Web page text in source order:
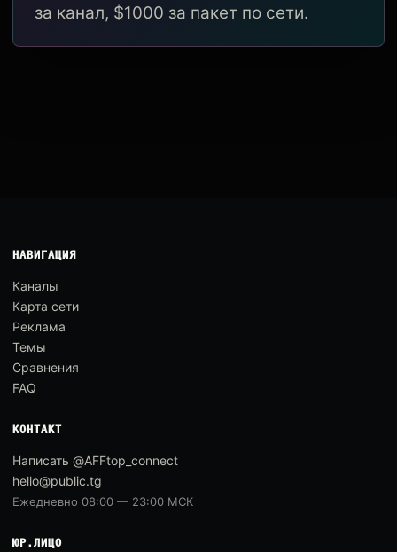
за канал, $1000 за пакет по сети.
НАВИГАЦИЯ
Каналы
Карта сети
Реклама
Темы
Сравнения
FAQ
КОНТАКТ
Написать @AFFtop_connect
hello@public.tg
Ежедневно 08:00 — 23:00 МСК
ЮР.ЛИЦО